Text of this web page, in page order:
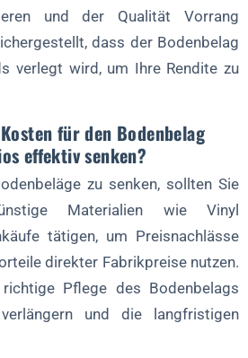
und der Qualität Vorrang
dass der Bodenbelag
verlegt wird, um Ihre Rendite zu
für den Bodenbelag
effektiv senken?
zu senken, sollten Sie
Materialien wie Vinyl
tätigen, um Preisnachlässe
direkter Fabrikpreise nutzen.
Pflege des Bodenbelags
und die langfristigen